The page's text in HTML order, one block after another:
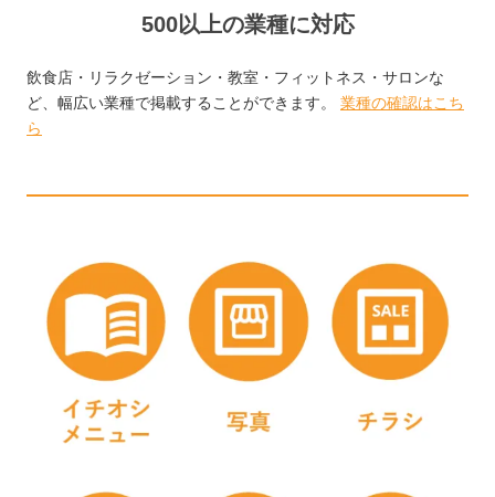
500以上の業種に対応
飲食店・リラクゼーション・教室・フィットネス・サロンな
ど、幅広い業種で掲載することができます。 業種の確認はこち
ら